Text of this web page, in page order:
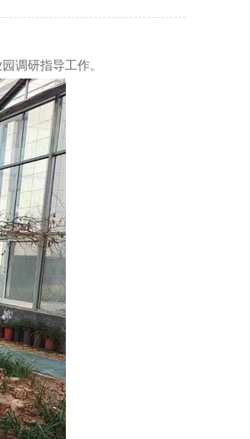
调研指导工作。